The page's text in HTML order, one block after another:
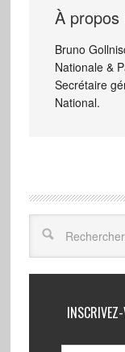
À propos
Bruno
Nationale &
Secrétaire
National.